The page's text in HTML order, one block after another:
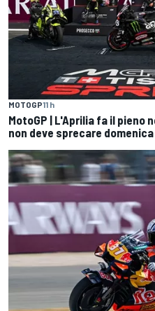
MOTOGP11 h
MotoGP | L'Aprilia fa il pieno
non deve sprecare domenica